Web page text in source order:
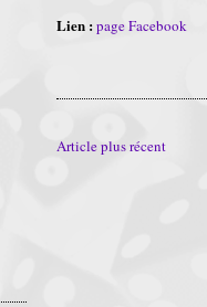
Lien : page Facebook
Article plus récent